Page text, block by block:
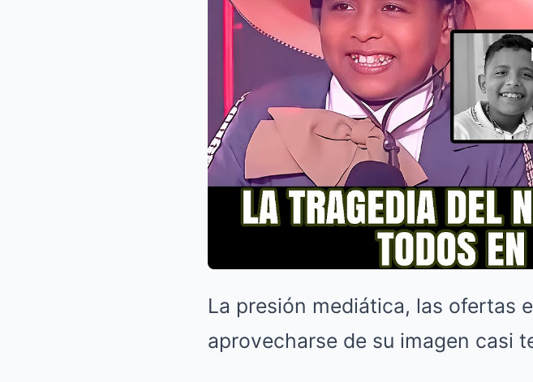
La presión mediática, las ofertas
aprovecharse de su imagen casi